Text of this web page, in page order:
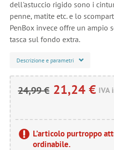
dell'astuccio rigido sono i
penne, matite etc. e lo
PenBox invece offre un ampio
tasca sul fondo extra.
Descrizione e parametri
24,99 € 21,24 € IVA
L’articolo purtroppo
ordinabile.